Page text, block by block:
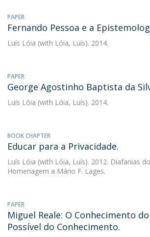
PAPER
Fernando Pessoa e a
Luís Lóia (with Lóia, Luís). 2014.
PAPER
George Agostinho Baptista da
Luís Lóia (with Lóia, Luís). 2014.
BOOK CHAPTER
Educar para a Privacidade.
Luís Lóia (with Lóia, Luís). 2012. Diafanias
Homenagem a Mário F. Lages.
PAPER
Miguel Reale: O Conhecimento
Possível do Conhecimento.